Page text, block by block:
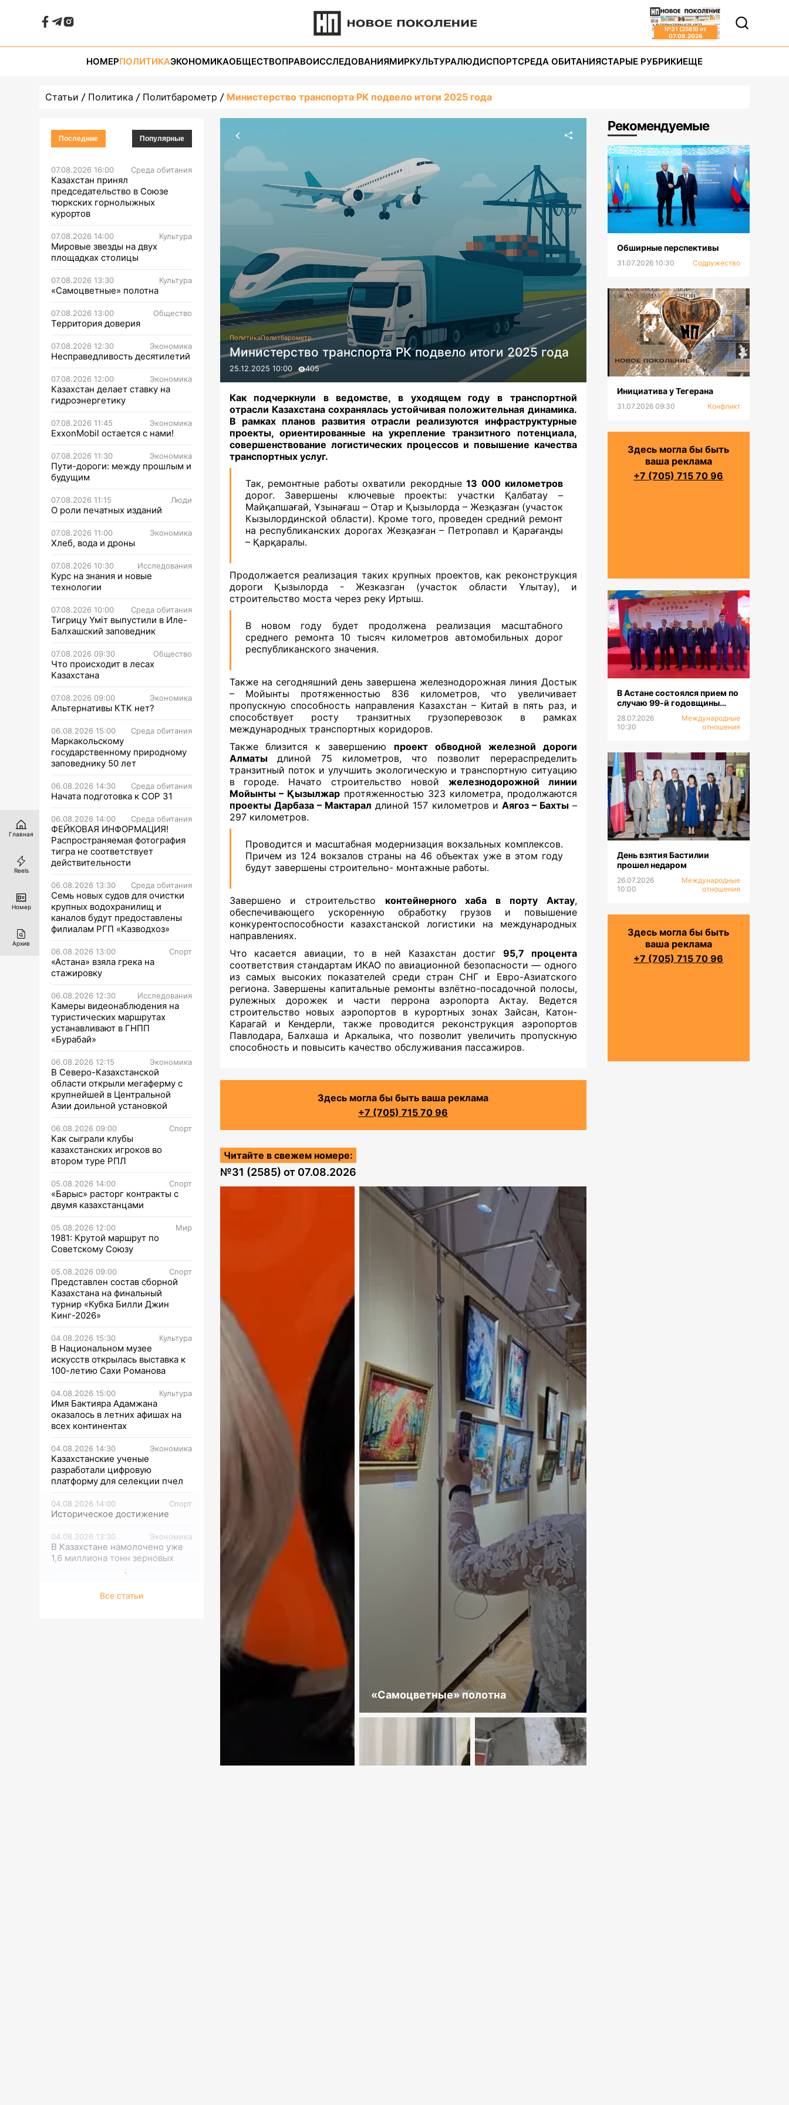
№31 (2585) от
07.08.2026
НОМЕРПОЛИТИКАЭКОНОМИКАОБЩЕСТВОПРАВОИССЛЕДОВАНИЯМИРКУЛЬТУРАЛЮДИСПОРТСРЕДА ОБИТАНИЯСТАРЫЕ РУБРИКИЕЩЕ
Статьи Политика Политбарометр Министерство транспорта РК подвело итоги 2025 года
Последние Популярные
07.08.2026 16:00 Среда обитания
Казахстан принял
председательство в Союзе
тюркских горнолыжных
курортов
07.08.2026 14:00 Культура
Мировые звезды на двух
площадках столицы
07.08.2026 13:30 Культура
«Самоцветные» полотна
07.08.2026 13:00 Общество
Территория доверия
07.08.2026 12:30 Экономика
Несправедливость десятилетий
07.08.2026 12:00 Экономика
Казахстан делает ставку на
гидроэнергетику
07.08.2026 11:45 Экономика
ExxonMobil остается с нами!
07.08.2026 11:30 Экономика
Пути-дороги: между прошлым и
будущим
07.08.2026 11:15 Люди
О роли печатных изданий
07.08.2026 11:00 Экономика
Хлеб, вода и дроны
07.08.2026 10:30 Исследования
Курс на знания и новые
технологии
07.08.2026 10:00 Среда обитания
Тигрицу Үміт выпустили в Иле-
Балхашский заповедник
07.08.2026 09:30 Общество
Что происходит в лесах
Казахстана
07.08.2026 09:00 Экономика
Альтернативы КТК нет?
06.08.2026 15:00 Среда обитания
Маркакольскому
государственному природному
заповеднику 50 лет
06.08.2026 14:30 Среда обитания
Начата подготовка к СОР 31
06.08.2026 14:00 Среда обитания
ФЕЙКОВАЯ ИНФОРМАЦИЯ!
Распространяемая фотография
тигра не соответствует
действительности
06.08.2026 13:30 Среда обитания
Семь новых судов для очистки
крупных водохранилищ и
каналов будут предоставлены
филиалам РГП «Казводхоз»
06.08.2026 13:00 Спорт
«Астана» взяла грека на
стажировку
06.08.2026 12:30 Исследования
Камеры видеонаблюдения на
туристических маршрутах
устанавливают в ГНПП
«Бурабай»
06.08.2026 12:15 Экономика
В Северо-Казахстанской
области открыли мегаферму с
крупнейшей в Центральной
Азии доильной установкой
06.08.2026 09:00 Спорт
Как сыграли клубы
казахстанских игроков во
втором туре РПЛ
05.08.2026 14:00 Спорт
«Барыс» расторг контракты с
двумя казахстанцами
05.08.2026 12:00 Мир
1981: Крутой маршрут по
Советскому Союзу
05.08.2026 09:00 Спорт
Представлен состав сборной
Казахстана на финальный
турнир «Кубка Билли Джин
Кинг-2026»
04.08.2026 15:30 Культура
В Национальном музее
искусств открылась выставка к
100-летию Сахи Романова
04.08.2026 15:00 Культура
Имя Бактияра Адамжана
оказалось в летних афишах на
всех континентах
04.08.2026 14:30 Экономика
Казахстанские ученые
разработали цифровую
платформу для селекции пчел
04.08.2026 14:00 Спорт
Историческое достижение
04.08.2026 13:30 Экономика
В Казахстане намолочено уже
1,6 миллиона тонн зерновых
Все статьи
ПолитикаПолитбарометр
Министерство транспорта РК подвело итоги 2025 года
25.12.2025 10:00 405
Как подчеркнули в ведомстве, в уходящем году в транспортной
отрасли Казахстана сохранялась устойчивая положительная динамика.
В рамках планов развития отрасли реализуются инфраструктурные
проекты, ориентированные на укрепление транзитного потенциала,
совершенствование логистических процессов и повышение качества
транспортных услуг.
Так, ремонтные работы охватили рекордные13 000 километров
дорог. Завершены ключевые проекты: участки Қалбатау –
Майқапшағай, Ұзынағаш – Отар и Қызылорда – Жезқазған (участок
Кызылординской области). Кроме того, проведен средний ремонт
на республиканских дорогах Жезқазған – Петропавл и Қарағанды
– Қарқаралы.
Продолжается реализация таких крупных проектов, как реконструкция
дороги Қызылорда - Жезказган (участок области Ұлытау), и
строительство моста через реку Иртыш.
В новом году будет продолжена реализация масштабного
среднего ремонта 10 тысяч километров автомобильных дорог
республиканского значения.
Также на сегодняшний день завершена железнодорожная линия Достык
– Мойынты протяженностью 836 километров, что увеличивает
пропускную способность направления Казахстан – Китай в пять раз, и
способствует росту транзитных грузоперевозок в рамках
международных транспортных коридоров.
Также близится к завершению проект обводной железной дороги
Алматыдлиной 75 километров, что позволит перераспределить
транзитный поток и улучшить экологическую и транспортную ситуацию
в городе. Начато строительство новой железнодорожной линии
Мойынты – Қызылжар протяженностью 323 километра, продолжаются
проекты Дарбаза – Мактарал длиной 157 километров иАягоз – Бахты –
297 километров.
Проводится и масштабная модернизация вокзальных комплексов.
Причем из 124 вокзалов страны на 46 объектах уже в этом году
будут завершены строительно- монтажные работы.
Завершено и строительство контейнерного хаба в порту Актау,
обеспечивающего ускоренную обработку грузов и повышение
конкурентоспособности казахстанской логистики на международных
направлениях.
Что касается авиации, то в ней Казахстан достиг 95,7 процента
соответствия стандартам ИКАО по авиационной безопасности — одного
из самых высоких показателей среди стран СНГ и Евро-Азиатского
региона. Завершены капитальные ремонты взлётно-посадочной полосы,
рулежных дорожек и части перрона аэропорта Актау. Ведется
строительство новых аэропортов в курортных зонах Зайсан, Катон-
Карагай и Кендерли, также проводится реконструкция аэропортов
Павлодара, Балхаша и Аркалыка, что позволит увеличить пропускную
способность и повысить качество обслуживания пассажиров.
Здесь могла бы быть ваша реклама
+7 (705) 715 70 96
Читайте в свежем номере:
№31 (2585) от 07.08.2026
«Самоцветные» полотна
Рекомендуемые
Обширные перспективы
31.07.2026 10:30 Содружество
Инициатива у Тегерана
31.07.2026 09:30 Конфликт
Здесь могла бы быть
ваша реклама
+7 (705) 715 70 96
В Астане состоялся прием по
случаю 99-й годовщины
28.07.2026
10:30
Международные
отношения
День взятия Бастилии
прошел недаром
26.07.2026
10:00
Международные
отношения
Здесь могла бы быть
ваша реклама
+7 (705) 715 70 96
Главная
Reels
Номер
Архив